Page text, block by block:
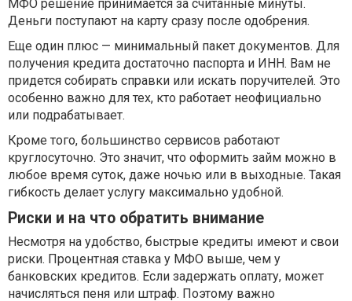
МФО решение принимается за считанные минуты.
Деньги поступают на карту сразу после одобрения.
Еще один плюс — минимальный пакет документов. Для
получения кредита достаточно паспорта и ИНН. Вам не
придется собирать справки или искать поручителей. Это
особенно важно для тех, кто работает неофициально
или подрабатывает.
Кроме того, большинство сервисов работают
круглосуточно. Это значит, что оформить займ можно в
любое время суток, даже ночью или в выходные. Такая
гибкость делает услугу максимально удобной.
Риски и на что обратить внимание
Несмотря на удобство, быстрые кредиты имеют и свои
риски. Процентная ставка у МФО выше, чем у
банковских кредитов. Если задержать оплату, может
начисляться пеня или штраф. Поэтому важно